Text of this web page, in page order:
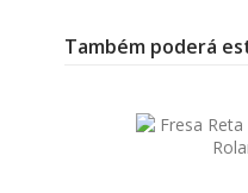
Também poderá